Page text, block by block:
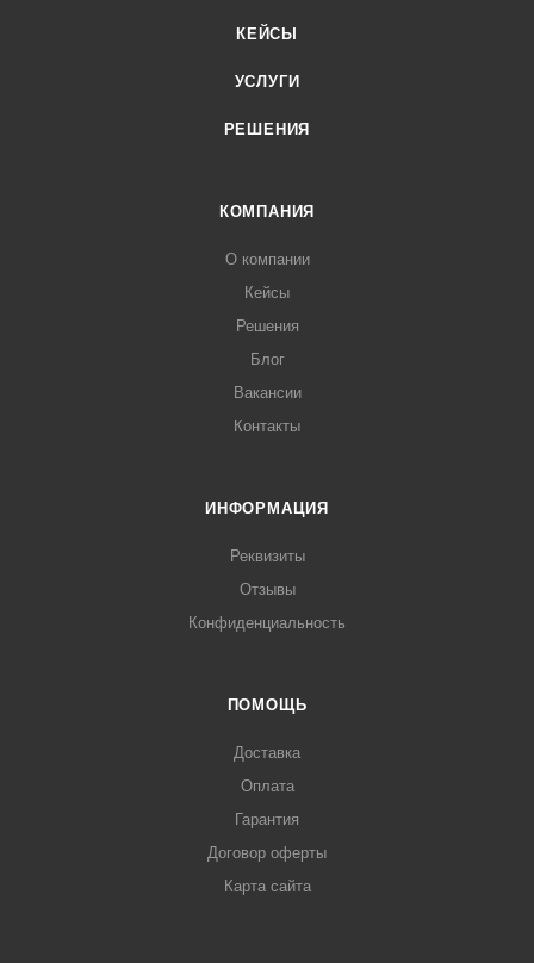
КЕЙСЫ
УСЛУГИ
РЕШЕНИЯ
КОМПАНИЯ
О компании
Кейсы
Решения
Блог
Вакансии
Контакты
ИНФОРМАЦИЯ
Реквизиты
Отзывы
Конфиденциальность
ПОМОЩЬ
Доставка
Оплата
Гарантия
Договор оферты
Карта сайта